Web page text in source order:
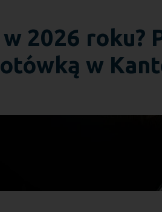
2026 roku?
w